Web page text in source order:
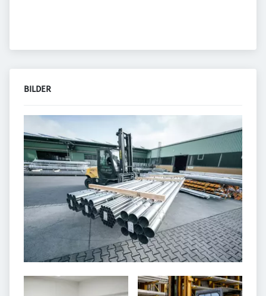
BILDER